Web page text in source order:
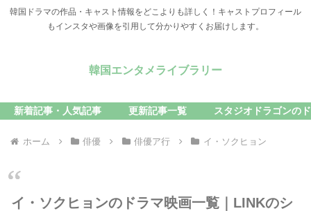
韓国ドラマの作品・キャスト情報をどこよりも詳しく！キャストプロフィール
もインスタや画像を引用して分かりやすくお届けします。
韓国エンタメライブラリー
新着記事・人気記事 更新記事一覧 スタジオドラゴンの
ホーム 俳優 俳優ア行 イ・ソクヒョン
イ・ソクヒョンのドラマ映画一覧｜LINKのシ